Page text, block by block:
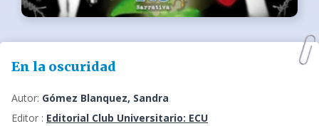
En la oscuridad
Autor: Gómez Blanquez, Sandra
Editor : Editorial Club Universitario: ECU